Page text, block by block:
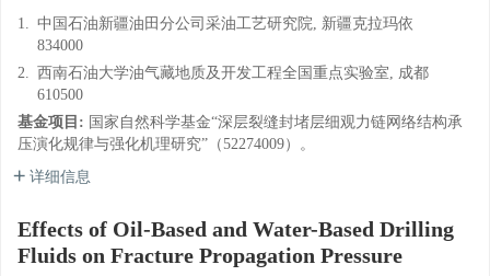
1. 中国石油新疆油田分公司采油工艺研究院, 新疆克拉玛依
834000
2. 西南石油大学油气藏地质及开发工程全国重点实验室, 成都
610500
基金项目: 国家自然科学基金“深层裂缝封堵层细观力链网络结构承
压演化规律与强化机理研究”（52274009）。
详细信息
Effects of Oil-Based and Water-Based Drilling
Fluids on Fracture Propagation Pressure